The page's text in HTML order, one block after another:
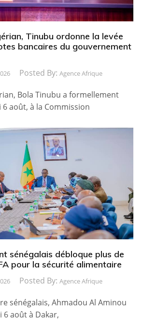
Tinubu ordonne la levée
bancaires du gouvernement
Posted By: Agence Afrique
Bola Tinubu a formellement
août, à la Commission
sénégalais débloque plus de
pour la sécurité alimentaire
Posted By: Agence Afrique
sénégalais, Ahmadou Al Aminou
6 août à Dakar,